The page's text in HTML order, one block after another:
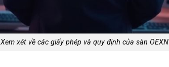
Xem xét về các giấy phép và quy định của sàn OEXN